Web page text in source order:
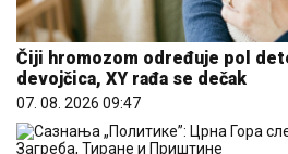
Čiji hromozom određuje pol
devojčica, XY rađa se dečak
07. 08. 2026 09:47